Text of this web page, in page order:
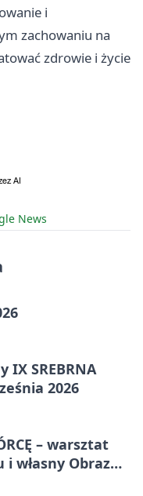
i
zachowaniu na
zdrowie i życie
News
IX SREBRNA
2026
– warsztat
własny Obraz